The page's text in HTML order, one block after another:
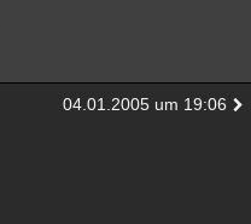
04.01.2005 um 19:06